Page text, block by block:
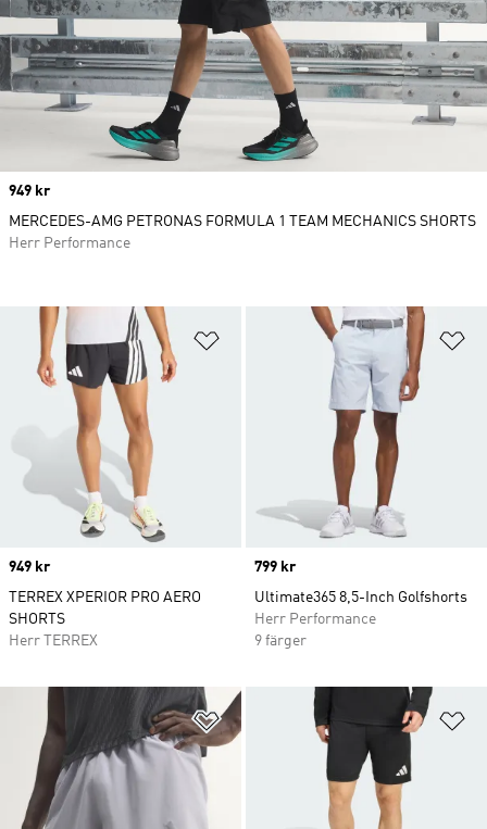
Lägg till på önskelistan
Price
949 kr
TERREX XPERIOR PRO AERO
SHORTS
Herr TERREX
Price
799 kr
Ultimate365 8,5-Inch Golfshorts
Herr Performance
9 färger
Lägg till på önskelistan
Price
949 kr
MERCEDES-AMG PETRONAS FORMULA 1 TEAM MECHANICS SHORTS
Herr Performance